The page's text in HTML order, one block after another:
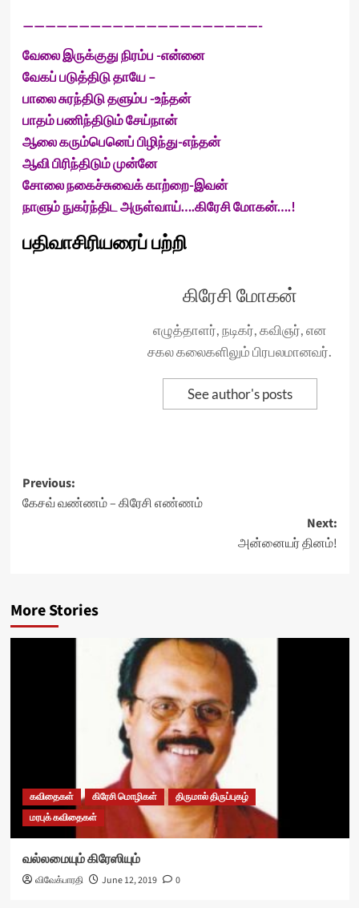
—————————————————————-
வேலை இருக்குது நிரம்ப -என்னை
வேகப் படுத்திடு தாயே –
பாலை சுரந்திடு தளும்ப -உந்தன்
பாதம் பணிந்திடும் சேய்நான்
ஆலை கரும்பெனெப் பிழிந்து-எந்தன்
ஆவி பிரிந்திடும் முன்னே
சோலை நகைச்சுவைக் காற்றை-இவன்
நாளும் நுகர்ந்திட அருள்வாய்….கிரேசி மோகன்….!
பதிவாசிரியரைப் பற்றி
கிரேசி மோகன்
எழுத்தாளர், நடிகர், கவிஞர், என
சகல கலைகளிலும் பிரபலமானவர்.
See author's posts
Post
navigation
Previous:
கேசவ் வண்ணம் – கிரேசி எண்ணம்
Next:
அன்னையர் தினம்!
More Stories
கவிதைகள் கிரேசி மொழிகள்
திருமால் திருப்புகழ்
மரபுக் கவிதைகள்
வல்லமையும் கிரேஸியும்
விவேக்பாரதி June 12, 2019 0